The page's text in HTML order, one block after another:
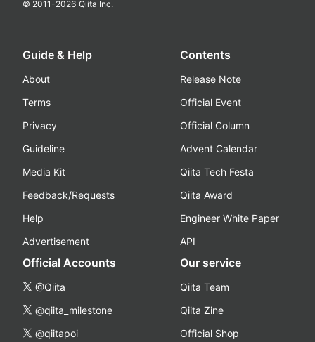
© 2011-2026 Qiita Inc.
Guide & Help
About
Terms
Privacy
Guideline
Media Kit
Feedback/Requests
Help
Advertisement
Contents
Release Note
Official Event
Official Column
Advent Calendar
Qiita Tech Festa
Qiita Award
Engineer White Paper
API
Official Accounts
@Qiita
@qiita_milestone
@qiitapoi
Our service
Qiita Team
Qiita Zine
Official Shop